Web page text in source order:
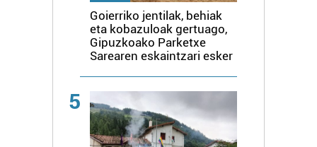
Goierriko jentilak, behiak
eta kobazuloak gertuago,
Gipuzkoako Parketxe
Sarearen eskaintzari esker
5